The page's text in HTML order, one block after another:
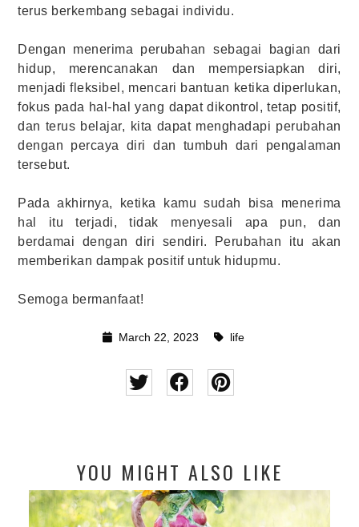
terus berkembang sebagai individu.
Dengan menerima perubahan sebagai bagian dari
hidup, merencanakan dan mempersiapkan diri,
menjadi fleksibel, mencari bantuan ketika diperlukan,
fokus pada hal-hal yang dapat dikontrol, tetap positif,
dan terus belajar, kita dapat menghadapi perubahan
dengan percaya diri dan tumbuh dari pengalaman
tersebut.
Pada akhirnya, ketika kamu sudah bisa menerima
hal itu terjadi, tidak menyesali apa pun, dan
berdamai dengan diri sendiri. Perubahan itu akan
memberikan dampak positif untuk hidupmu.
Semoga bermanfaat!
March 22, 2023 life
YOU MIGHT ALSO LIKE